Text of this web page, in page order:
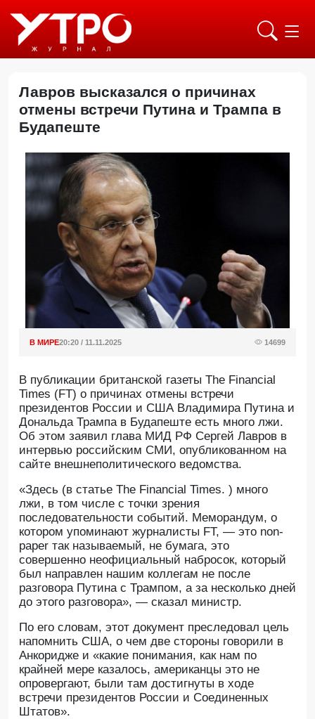
Лавров высказался о причинах
отмены встречи Путина и Трампа в
Будапеште
В МИРЕ20:20 / 11.11.2025 14699
В публикации британской газеты The Financial
Times (FT) о причинах отмены встречи
президентов России и США Владимира Путина и
Дональда Трампа в Будапеште есть много лжи.
Об этом заявил глава МИД РФ Сергей Лавров в
интервью российским СМИ, опубликованном на
сайте внешнеполитического ведомства.
«Здесь (в статье The Financial Times. ) много
лжи, в том числе с точки зрения
последовательности событий. Меморандум, о
котором упоминают журналисты FT, — это non-
paper так называемый, не бумага, это
совершенно неофициальный набросок, который
был направлен нашим коллегам не после
разговора Путина с Трампом, а за несколько дней
до этого разговора», — сказал министр.
По его словам, этот документ преследовал цель
напомнить США, о чем две стороны говорили в
Анкоридже и «какие понимания, как нам по
крайней мере казалось, американцы это не
опровергают, были там достигнуты в ходе
встречи президентов России и Соединенных
Штатов».